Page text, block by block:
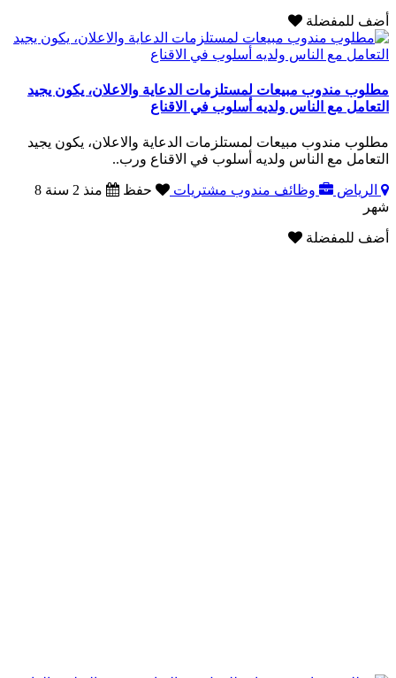
أضف للمفضلة
مطلوب مندوب مبيعات لمستلزمات الدعاية والاعلان، يكون يجيد
التعامل مع الناس ولديه أسلوب في الاقناع
مطلوب مندوب مبيعات لمستلزمات الدعاية والاعلان، يكون يجيد
التعامل مع الناس ولديه أسلوب في الاقناع ورب..
الرياض وظائف مندوب مشتريات حفظ
منذ 2 سنة 8
شهر
أضف للمفضلة